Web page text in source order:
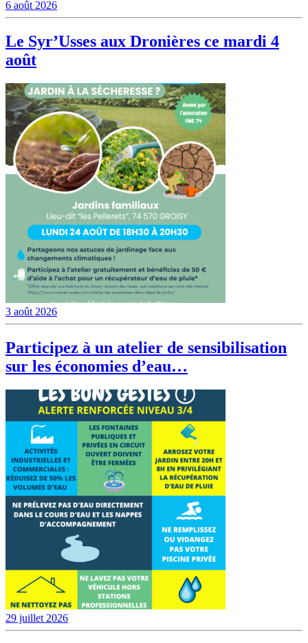
6 août 2026
Le Syr’Usses aux Dronières ce mardi 4
août
3 août 2026
Participez à un atelier de sensibilisation
sur les économies d’eau…
29 juillet 2026